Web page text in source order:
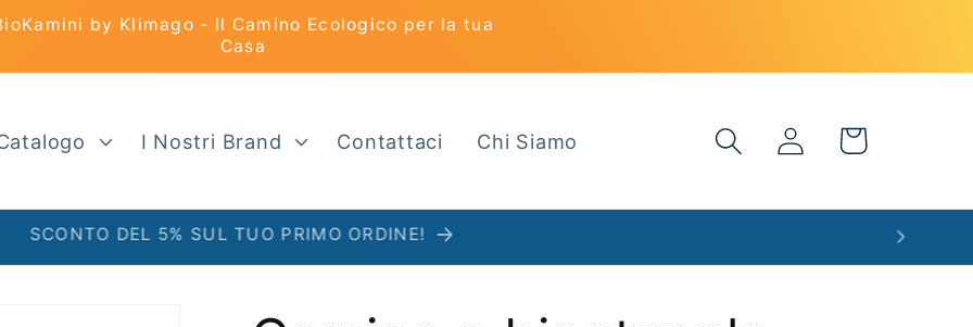
by Klimago - Il Camino Ecologico per la tua
Casa
I Nostri Brand Contattaci Chi Siamo Accedi Carrello
SCONTO DEL 5% SUL TUO PRIMO ORDINE!